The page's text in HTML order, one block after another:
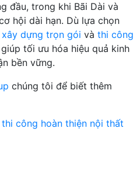
đầu, trong khi Bãi Dài và
hội dài hạn. Dù lựa chọn
xây dựng trọn gói và thi công
tối ưu hóa hiệu quả kinh
bền vững.
chúng tôi để biết thêm
công hoàn thiện nội thất